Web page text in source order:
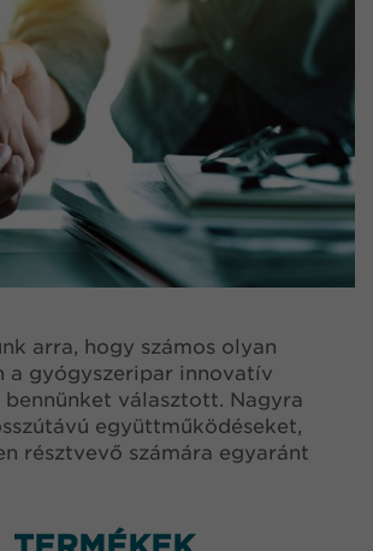
arra, hogy számos olyan
a gyógyszeripar innovatív
választott. Nagyra
együttműködéseket,
résztvevő számára egyaránt